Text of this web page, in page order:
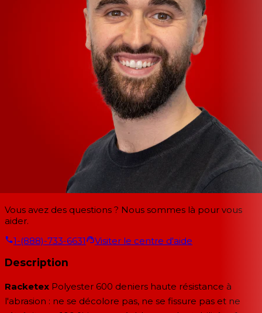
Vous avez des questions ? Nous sommes là pour vous
aider.
1-(888)-733-6631
Visiter le centre d'aide
Description
Racketex Polyester 600 deniers haute résistance à
l'abrasion : ne se décolore pas, ne se fissure pas et ne